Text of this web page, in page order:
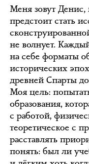
Меня зовут
предстоит стать
не волнует.
на себе форматы
исторических
древней Спарты
Моя цель:
образования,
с работой,
теоретическое с
расставлять
понять: был ли